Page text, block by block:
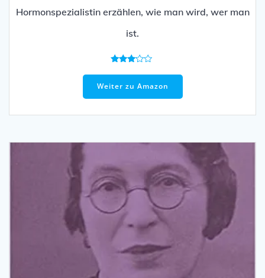
Hormonspezialistin erzählen, wie man wird, wer man
ist.
3.00
Weiter zu Amazon